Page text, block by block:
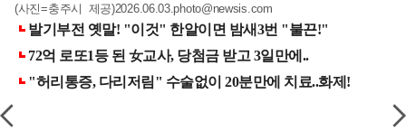
(사진=충주시 제공)2026.06.03.photo@newsis.com